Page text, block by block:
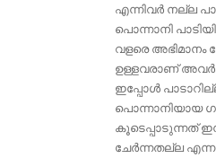
എന്നിവര്‍ നല്ല
പൊന്നാനി
വളരെ അഭിമാനം
ഉള്ളവരാണ് അവർ.
ഇപ്പോൾ
പൊന്നാനിയായ
കൂടെപ്പാടുന്നത്
ചേർന്നതല്ല